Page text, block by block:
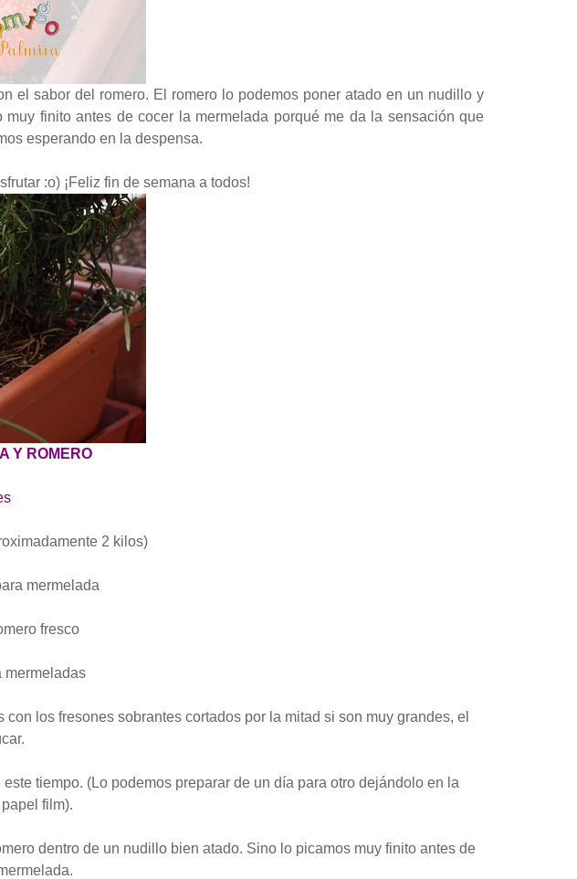
el sabor del romero. El romero lo podemos poner atado en un nudillo y
finito antes de cocer la mermelada porqué me da la sensación que
esperando en la despensa.
:o) ¡Feliz fin de semana a todos!
Y ROMERO
2 kilos)
mermelada
fresco
mermeladas
los fresones sobrantes cortados por la mitad si son muy grandes, el
tiempo. (Lo podemos preparar de un día para otro dejándolo en la
film).
dentro de un nudillo bien atado. Sino lo picamos muy finito antes de